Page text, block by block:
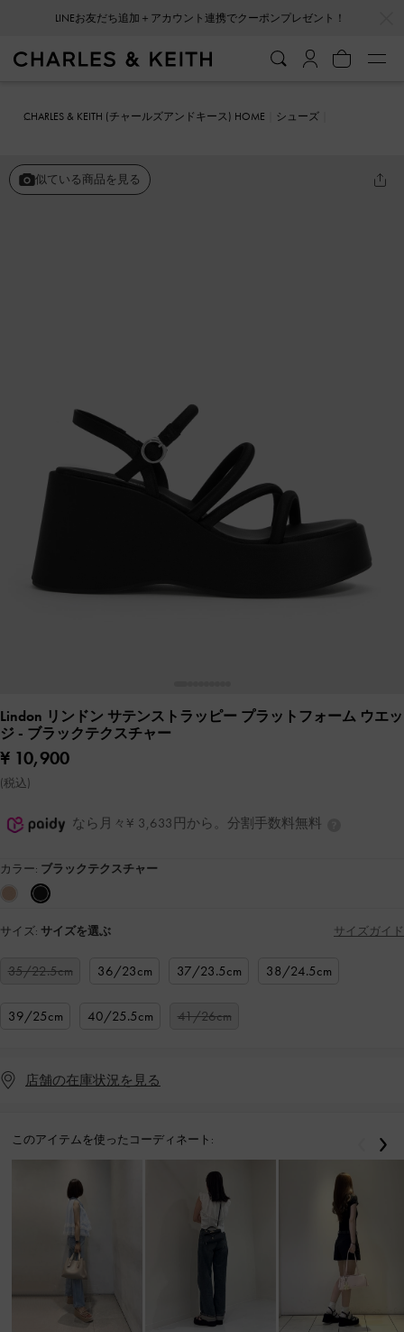
LINEお友だち追加＋アカウント連携でクーポンプレゼント！
CHARLES & KEITH (チャールズアンドキース) HOME
シューズ
似ている商品を見る
Lindon リンドン サテンストラッピー プラットフォーム ウエッ
ジ - ブラックテクスチャー
¥ 10,900
(税込)
なら月々¥ 3,633円から。分割手数料無料
カラー: ブラックテクスチャー
サイズ: サイズを選ぶ サイズガイド
35/22.5cm 36/23cm 37/23.5cm 38/24.5cm
39/25cm 40/25.5cm 41/26cm
店舗の在庫状況を見る
このアイテムを使ったコーディネート: 戻る